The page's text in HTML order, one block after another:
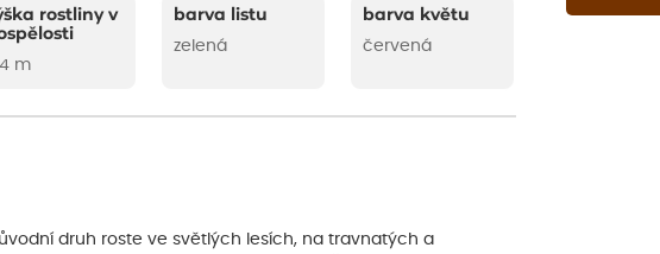
rostliny v
m
barva listu
zelená
barva květu
červená
druh roste ve světlých lesích, na travnatých a